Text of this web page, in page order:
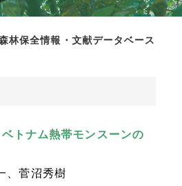
林保全情報・文献データベース
トナム熱帯モンスーンの
菅沼秀樹